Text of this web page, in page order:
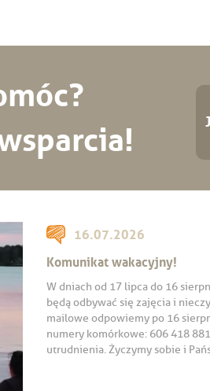
16.07.2026
Komunikat wakacyjny!
W dniach od 17 lipca do 16
będą odbywać się zajęcia i
mailowe odpowiemy po 16
numery komórkowe: 606 418
utrudnienia. Życzymy sobie i